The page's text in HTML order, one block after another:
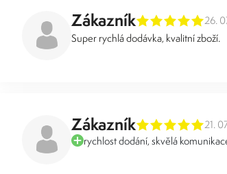
Zákazník 26.
Super rychlá dodávka, kvalitní zboží.
Zákazník 21.
rychlost dodání, skvělá